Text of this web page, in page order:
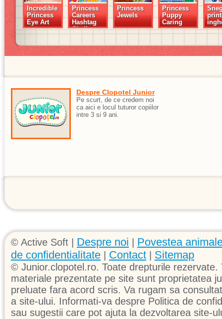
Incredible
Princess
Eye Art
Princess
Careers
Hashtag
Challenge
Princess
Jewels
Princess
Puppy
Caring
Despre Clopotel Junior
Pe scurt, de ce credem noi
ca aici e locul tuturor copiilor
intre 3 si 9 ani.
© Active Soft | Despre noi
Povestea
de confidentialitate
Contact Sitemap
© Junior.clopotel.ro. Toate drepturile
materiale prezentate pe site sunt proprietatea
preluate fara acord scris. Va rugam sa
a site-ului. Informati-va despre Politica de
sau sugestii care pot ajuta la dezvoltarea site-